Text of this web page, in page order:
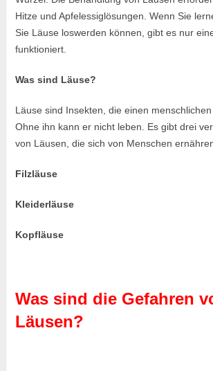
Hitze und Apfelessiglösungen. Wenn Sie
Sie Läuse loswerden können, gibt es nur
funktioniert.
Was sind Läuse?
Läuse sind Insekten, die einen menschlichen
Ohne ihn kann er nicht leben. Es gibt drei
von Läusen, die sich von Menschen
Filzläuse
Kleiderläuse
Kopfläuse
Was sind die Gefahren
Läusen?